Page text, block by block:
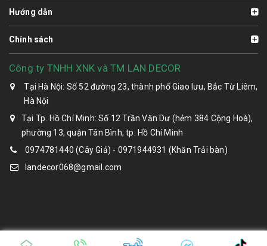
Hướng dẫn
Chính sách
Công ty TNHH XNK và TM LAN DECOR
Tại Hà Nội: Số 52 đường 23, thành phố Giao lưu, Bắc Từ Liêm,
Hà Nội
Tại Tp. Hồ Chí Minh: Số 12 Trần Văn Dư (hẻm 384 Cộng Hoà),
phường 13, quận Tân Bình, tp. Hồ Chí Minh
0974781440 (Cây Giả) - 0971944931 (Khăn Trải bàn)
landecor068@gmail.com